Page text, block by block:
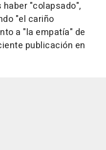
"colapsado",
"el cariño
a "la empatía" de
publicación en